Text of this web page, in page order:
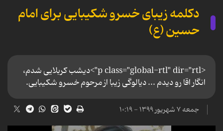
دکلمه زیبای خسرو شکیبایی برای امام
حسین (ع)
<p class="global-rtl" dir="rtl">دیشب کربلایی شدم،
انگار اقا رو دیدم ... دیالوگی زیبا از مرحوم خسرو شکیبایی.
جمعه ۷ شهریور ۱۳۹۹ - ۱۰:۱۹